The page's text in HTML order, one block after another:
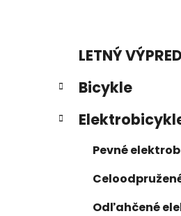
Preskočiť
kategórie
e
ó
LETNÝ
Bicykle
Pevné
Odľahčené